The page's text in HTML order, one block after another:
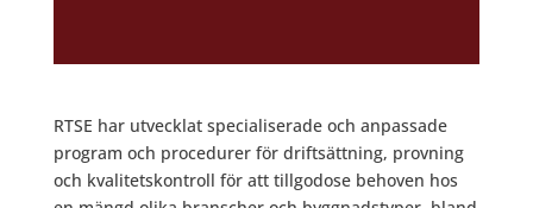
RTSE har utvecklat specialiserade och anpassade
program och procedurer för driftsättning, provning
och kvalitetskontroll för att tillgodose behoven hos